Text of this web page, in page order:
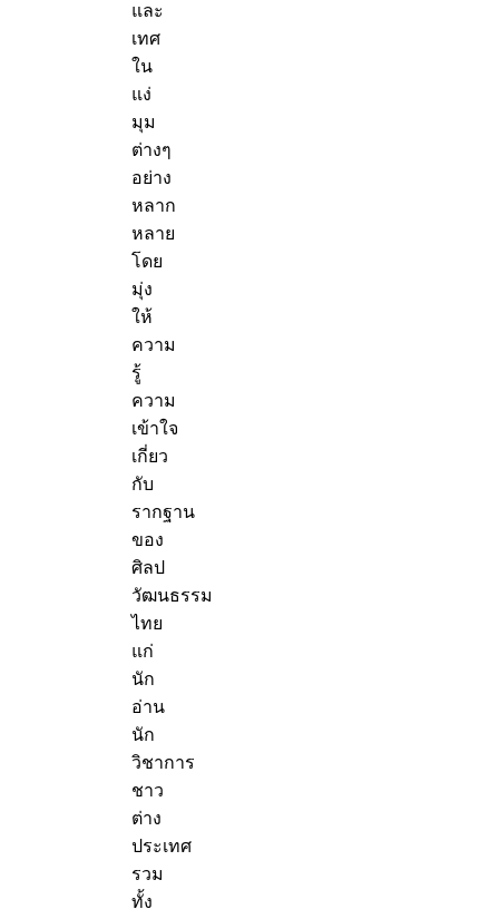
และ
เทศ
ใน
แง่
มุม
ต่างๆ
อย่าง
หลาก
หลาย
โดย
มุ่ง
ให้
ความ
รู้
ความ
เข้าใจ
เกี่ยว
กับ
รากฐาน
ของ
ศิลป
วัฒนธรรม
ไทย
แก่
นัก
อ่าน
นัก
วิชาการ
ชาว
ต่าง
ประเทศ
รวม
ทั้ง